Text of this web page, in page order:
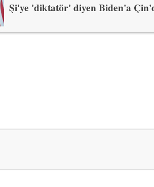
Şi'ye 'diktatör' diyen Biden'a